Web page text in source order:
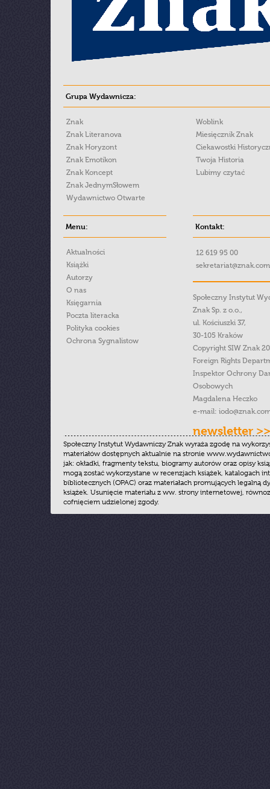
Grupa Wydawnicza:
Znak
Znak Literanova
Znak Horyzont
Znak Emotikon
Znak Koncept
Znak JednymSłowem
Wydawnictwo Otwarte
Woblink
Miesięcznik Znak
Ciekawostki
Twoja Historia
Lubimy czytać
Menu:
Aktualności
Książki
Autorzy
O nas
Księgarnia
Poczta literacka
Polityka cookies
Ochrona Sygnalistow
Kontakt:
12 619 95 00
Społeczny Instytut
Znak Sp. z o.o.,
ul. Kościuszki 37,
30-105 Kraków
Copyright SIW Znak
Foreign Rights
Inspektor Ochrony
Osobowych
Magdalena Heczko
e-mail:
newsletter >>
Społeczny Instytut Wydawniczy Znak wyraża zgodę na
materiałów dostępnych aktualnie na stronie
jak: okładki, fragmenty tekstu, biogramy autorów oraz opisy
mogą zostać wykorzystane w recenzjach książek, katalogach
bibliotecznych (OPAC) oraz materiałach promujących legalną
książek. Usunięcie materiału z ww. strony internetowej,
cofnięciem udzielonej zgody.